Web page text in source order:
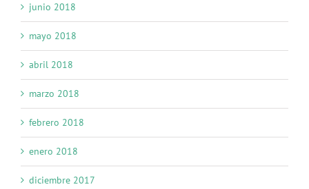
junio 2018
mayo 2018
abril 2018
marzo 2018
febrero 2018
enero 2018
diciembre 2017